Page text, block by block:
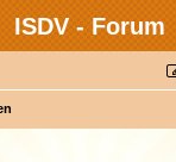
ISDV - Forum